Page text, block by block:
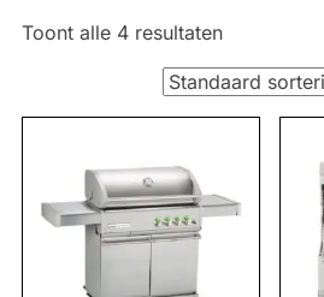
Toont alle 4 resultaten